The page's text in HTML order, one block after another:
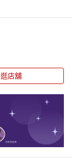
逛店舖